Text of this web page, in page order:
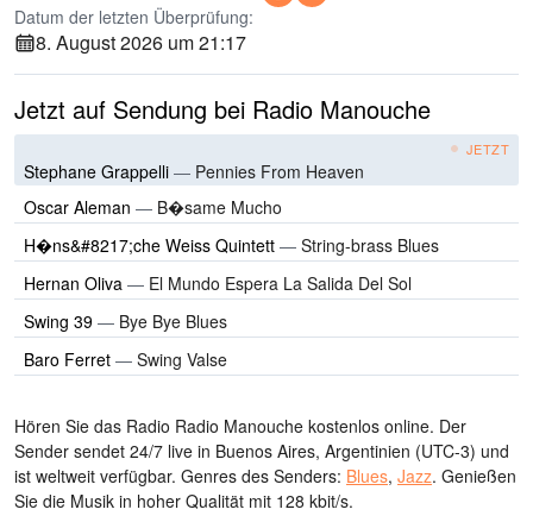
Datum der letzten Überprüfung:
8. August 2026 um 21:17
Jetzt auf Sendung bei Radio Manouche
JETZT
Stephane Grappelli — Pennies From Heaven
Oscar Aleman — B�same Mucho
H�ns&#8217;che Weiss Quintett — String-brass Blues
Hernan Oliva — El Mundo Espera La Salida Del Sol
Swing 39 — Bye Bye Blues
Baro Ferret — Swing Valse
Hören Sie das Radio Radio Manouche kostenlos online. Der
Sender sendet 24/7 live in Buenos Aires, Argentinien (UTC-3) und
ist weltweit verfügbar. Genres des Senders: Blues, Jazz. Genießen
Sie die Musik in hoher Qualität mit 128 kbit/s.